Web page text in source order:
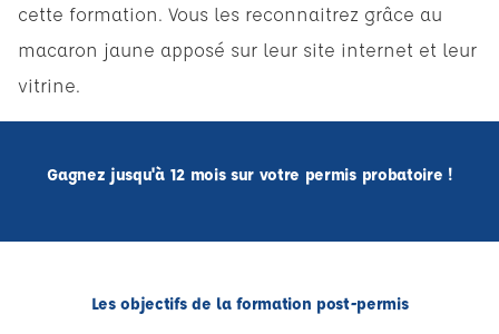
cette formation. Vous les reconnaitrez grâce au
macaron jaune apposé sur leur site internet et leur
vitrine.
Gagnez jusqu'à 12 mois sur votre permis probatoire !
Les objectifs de la formation post-permis